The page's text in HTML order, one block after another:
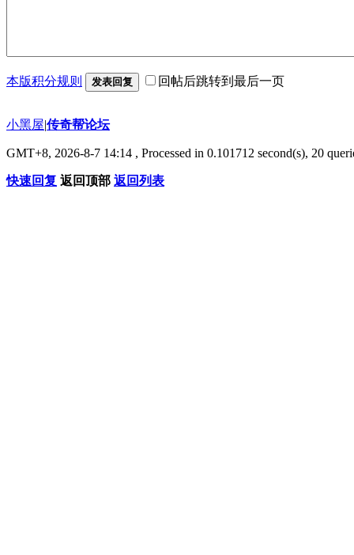
本版积分规则 发表回复 回帖后跳转到最后一页
小黑屋|传奇帮论坛
GMT+8, 2026-8-7 14:14 , Processed in 0.101712 second(s), 20
快速回复 返回顶部 返回列表